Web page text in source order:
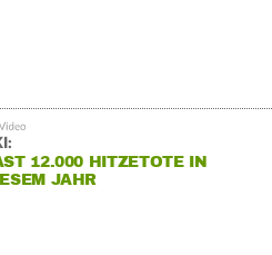
12.000 HITZETOTE IN
JAHR